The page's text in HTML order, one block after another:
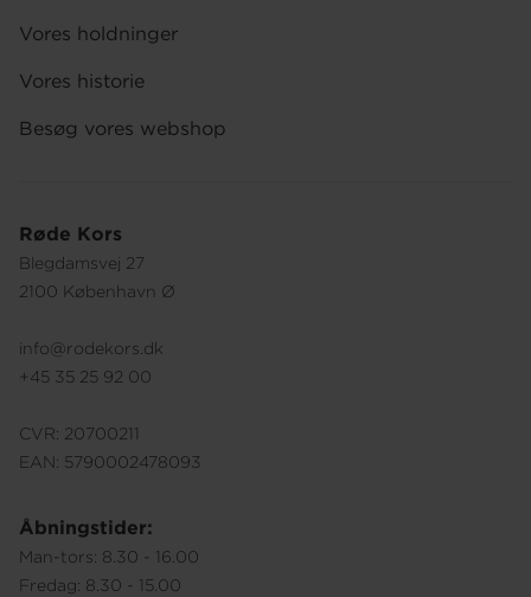
Røde Kors
Blegdamsvej 27
2100 København Ø
info@rodekors.dk
+45 35 25 92 00
CVR: 20700211
EAN: 5790002478093
Åbningstider:
Man-tors: 8.30 - 16.00
Fredag: 8.30 - 15.00
Vores holdninger
Vores historie
Besøg vores webshop